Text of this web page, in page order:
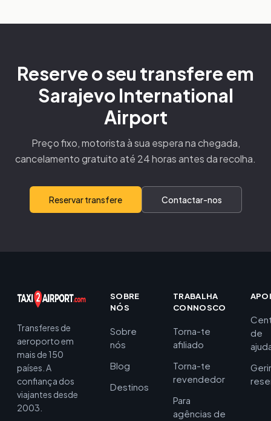
Reserve o seu transfere em
Sarajevo International
Airport
Preço fixo, motorista à sua espera na chegada,
cancelamento gratuito até 24 horas antes da recolha.
Reservar transfere Contactar-nos
Transferes de
aeroporto em
mais de 150
países. A
confiança dos
viajantes desde
2003.
SOBRE
NÓS
Sobre
nós
Blog
Destinos
TRABALHA
CONNOSCO
Torna-te
afiliado
Torna-te
revendedor
Para
agências de
de
Gerir